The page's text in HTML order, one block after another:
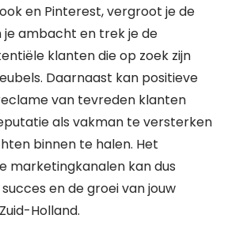
en Pinterest, vergroot je de
ambacht en trek je de
klanten die op zoek zijn
Daarnaast kan positieve
van tevreden klanten
als vakman te versterken
binnen te halen. Het
marketingkanalen kan dus
en de groei van jouw
Holland.